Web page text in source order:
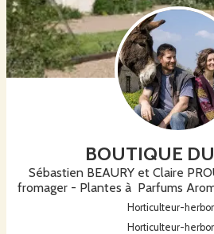
BOUTIQUE
Sébastien BEAURY et Claire
fromager - Plantes à Parfums
Horticulteur-
Horticulteur-